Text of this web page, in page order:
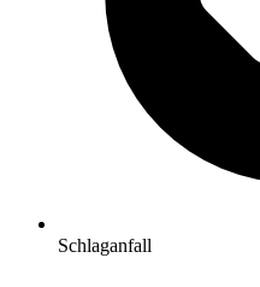
Schlaganfall